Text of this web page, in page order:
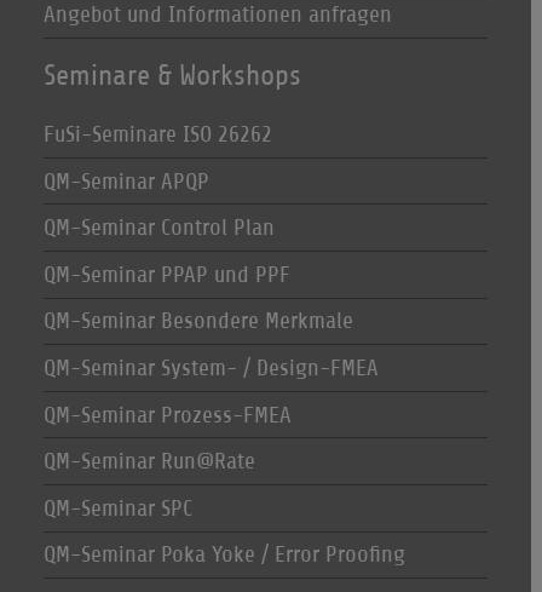
Angebot und Informationen anfragen
Seminare & Workshops
FuSi-Seminare ISO 26262
QM-Seminar APQP
QM-Seminar Control Plan
QM-Seminar PPAP und PPF
QM-Seminar Besondere Merkmale
QM-Seminar System- / Design-FMEA
QM-Seminar Prozess-FMEA
QM-Seminar Run@Rate
QM-Seminar SPC
QM-Seminar Poka Yoke / Error Proofing